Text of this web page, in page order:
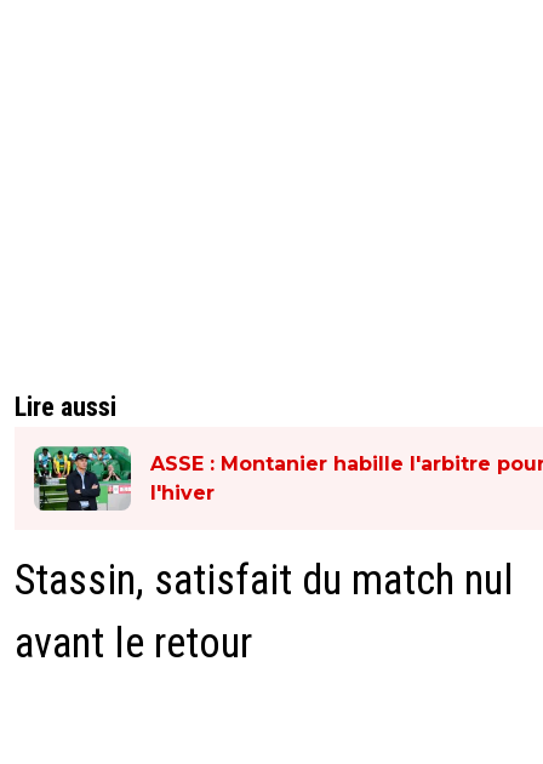
Lire aussi
ASSE : Montanier habille l'arbitre
l'hiver
Stassin, satisfait du match nul
avant le retour